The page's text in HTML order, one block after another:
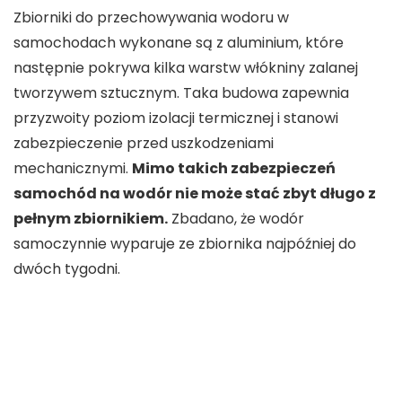
Zbiorniki do przechowywania wodoru w
samochodach wykonane są z aluminium, które
następnie pokrywa kilka warstw włókniny zalanej
tworzywem sztucznym. Taka budowa zapewnia
przyzwoity poziom izolacji termicznej i stanowi
zabezpieczenie przed uszkodzeniami
mechanicznymi. Mimo takich zabezpieczeń
samochód na wodór nie może stać zbyt długo z
pełnym zbiornikiem. Zbadano, że wodór
samoczynnie wyparuje ze zbiornika najpóźniej do
dwóch tygodni.